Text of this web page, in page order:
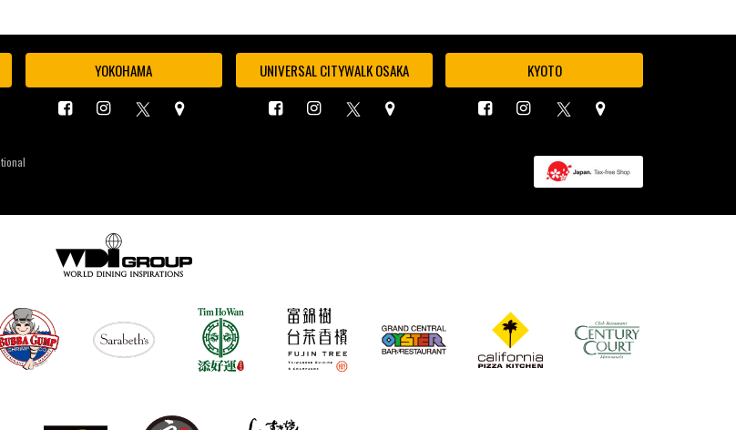
YOKOHAMA UNIVERSAL CITYWALK OSAKA KYOTO